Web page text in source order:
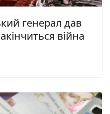
генерал дав
війна